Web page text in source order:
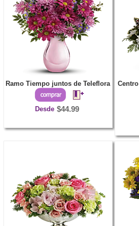
Ramo Tiempo juntos de Teleflora
Desde $44.99